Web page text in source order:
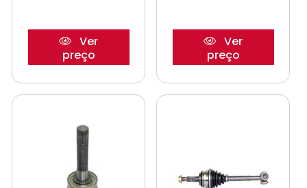
Ver
preço
Ver
preço